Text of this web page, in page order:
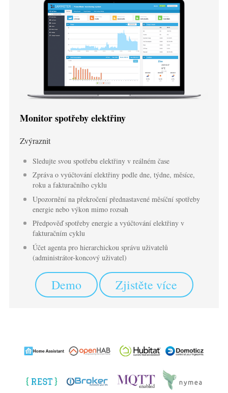
Monitor spotřeby elektřiny
Zvýraznit
Sledujte svou spotřebu elektřiny v reálném čase
Zpráva o vyúčtování elektřiny podle dne, týdne, měsíce,
roku a fakturačního cyklu
Upozornění na překročení přednastavené měsíční spotřeby
energie nebo výkon mimo rozsah
Předpověď spotřeby energie a vyúčtování elektřiny v
fakturačním cyklu
Účet agenta pro hierarchickou správu uživatelů
(administrátor-koncový uživatel)
Demo Zjistěte více